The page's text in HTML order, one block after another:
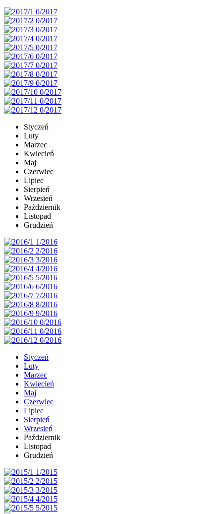
Styczeń
Luty
Marzec
Kwiecień
Maj
Czerwiec
Lipiec
Sierpień
Wrzesień
Październik
Listopad
Grudzień
Styczeń
Luty
Marzec
Kwiecień
Maj
Czerwiec
Lipiec
Sierpień
Wrzesień
Październik
Listopad
Grudzień